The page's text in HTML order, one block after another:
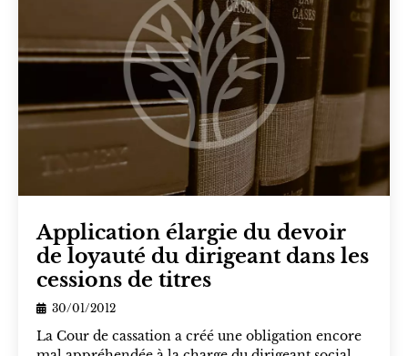
Application élargie du devoir
de loyauté du dirigeant dans les
cessions de titres
30/01/2012
La Cour de cassation a créé une obligation encore